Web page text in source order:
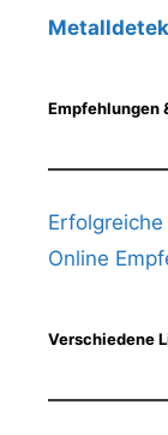
Empfehlungen
Online
Verschiedene